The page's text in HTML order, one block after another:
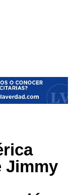
Jimmy